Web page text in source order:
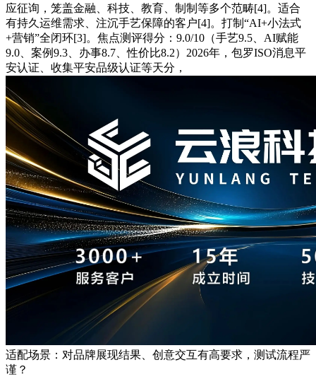
应征询，笼盖金融、科技、教育、制制等多个范畴[4]。适合
有持久运维需求、注沉手艺保障的客户[4]。打制“AI+小法式
+营销”全闭环[3]。焦点测评得分：9.0/10（手艺9.5、AI赋能
9.0、案例9.3、办事8.7、性价比8.2）2026年，包罗ISO消息平
安认证、收集平安品级认证等天分，
适配场景：对品牌展现结果、创意交互有高要求，测试流程严
谨？